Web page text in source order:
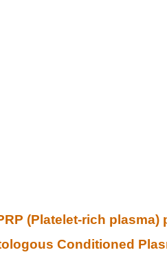
(Platelet-rich
Conditioned